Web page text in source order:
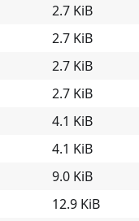
2.7 KiB
2.7 KiB
2.7 KiB
2.7 KiB
4.1 KiB
4.1 KiB
9.0 KiB
12.9 KiB